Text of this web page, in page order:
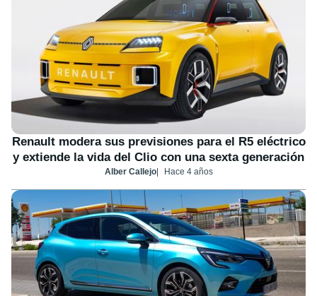
Renault modera sus previsiones para el R5 eléctrico
y extiende la vida del Clio con una sexta generación
Alber Callejo Hace 4 años